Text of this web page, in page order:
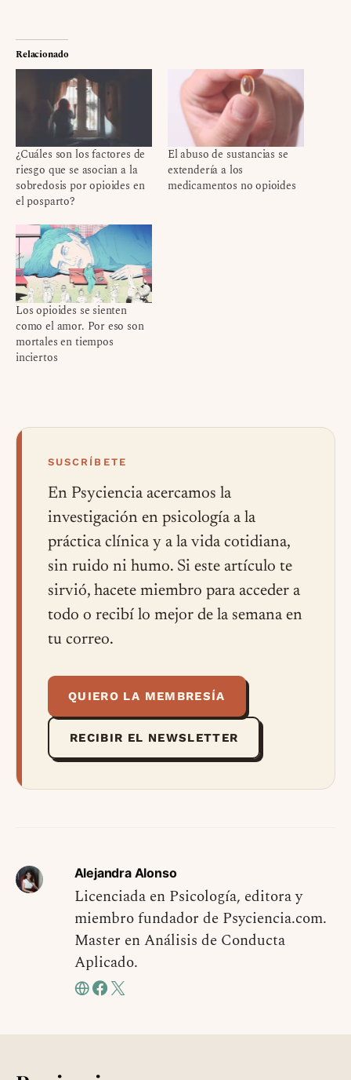
Relacionado
¿Cuáles son los factores de
riesgo que se asocian a la
sobredosis por opioides en
el posparto?
El abuso de sustancias se
extendería a los
medicamentos no opioides
Los opioides se sienten
como el amor. Por eso son
mortales en tiempos
inciertos
SUSCRÍBETE
En Psyciencia acercamos la
investigación en psicología a la
práctica clínica y a la vida cotidiana,
sin ruido ni humo. Si este artículo te
sirvió, hacete miembro para acceder a
todo o recibí lo mejor de la semana en
tu correo.
QUIERO LA MEMBRESÍA
RECIBIR EL NEWSLETTER
Alejandra Alonso
Licenciada en Psicología, editora y
miembro fundador de Psyciencia.com.
Master en Análisis de Conducta
Aplicado.